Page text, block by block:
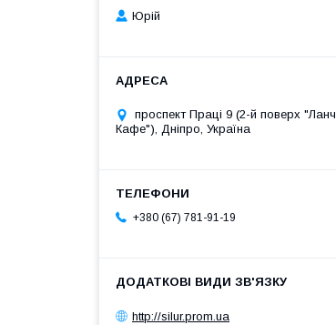
Юрій
проспект Праці 9 (2-й поверх "Ланч
Кафе"), Дніпро, Україна
+380 (67) 781-91-19
http://silur.prom.ua